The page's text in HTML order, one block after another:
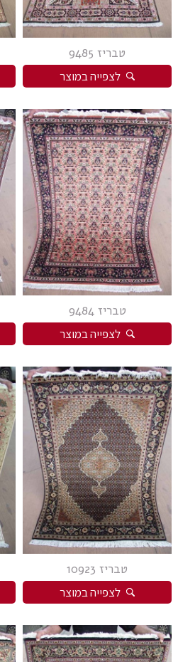
טבריז 9485
לצפייה במוצר
טבריז 9484
לצפייה במוצר
טבריז 10923
לצפייה במוצר